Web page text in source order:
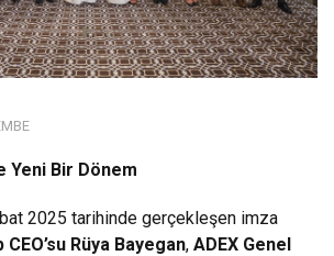
Yeni Bir Dönem
2025 tarihinde gerçekleşen imza
CEO’su Rüya Bayegan, ADEX Genel